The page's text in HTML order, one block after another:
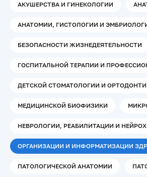
АКУШЕРСТВА И ГИНЕКОЛОГИИ
АНАТОМИИ, ГИСТОЛОГИИ И
БЕЗОПАСНОСТИ ЖИЗНЕДЕЯТЕЛЬНОСТИ
ГОСПИТАЛЬНОЙ ТЕРАПИИ И
ДЕТСКОЙ СТОМАТОЛОГИИ И
МЕДИЦИНСКОЙ БИОФИЗИКИ
НЕВРОЛОГИИ, РЕАБИЛИТАЦИИ И
ОРГАНИЗАЦИИ И ИНФОРМАТИЗАЦИИ
ПАТОЛОГИЧЕСКОЙ АНАТОМИИ